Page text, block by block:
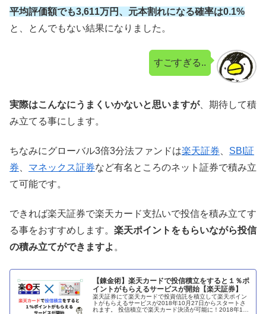
平均評価額でも3,611万円、元本割れになる確率は0.1%
と、とんでもない結果になりました。
すごすぎる..
実際はこんなにうまくいかないと思いますが、期待して積
み立てる事にします。
ちなみにグローバル3倍3分法ファンドは楽天証券
SBI証
券
マネックス証券など有名ところのネット証券で積み立
て可能です。
できれば楽天証券で楽天カード支払いで投信を積み立てす
る事をおすすめします。 楽天ポイントをもらいながら投信
の積み立てができますよ。
【錬金術】楽天カードで投信積立をすると１％ポ
イントがもらえるサービスが開始【楽天証券】
楽天証券にて楽天カードで投資信託を積立して楽天ポイン
トがもらえるサービスが2018年10月27日からスタートさ
れます。 投信積立で楽天カード決済が可能に！2018年10